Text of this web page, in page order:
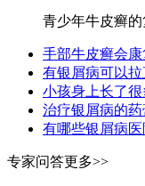
青少年牛皮癣
手部牛皮癣会
有银屑病可以
小孩身上长了
治疗银屑病的
有哪些银屑病
专家问答更多>>